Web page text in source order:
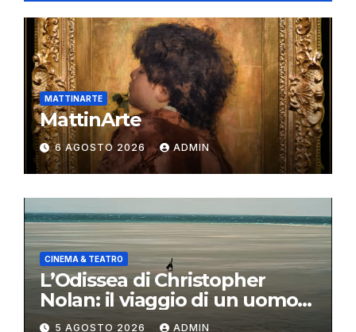
MATTINARTE
MattinArte
6 AGOSTO 2026 ADMIN
CINEMA & TEATRO
L’Odissea di Christopher
Nolan: il viaggio di un uomo
oltre il mito
5 AGOSTO 2026 ADMIN